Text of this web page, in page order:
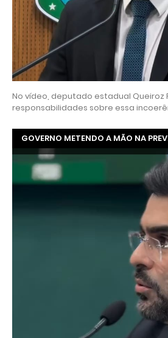
No vídeo, deputado estadual Queiroz
responsabilidades sobre essa
GOVERNO METENDO A MÃO NA